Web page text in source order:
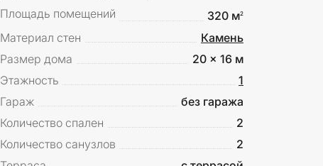
Площадь помещений
320 м2
Материал стен
Камень
Размер дома
20 x 16 м
Этажность
1
Гараж
без гаража
Количество спален
2
Количество санузлов
2